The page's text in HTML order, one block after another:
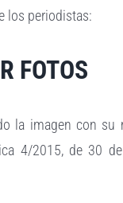
los periodistas:
FOTOS
la imagen con
4/2015, de 30